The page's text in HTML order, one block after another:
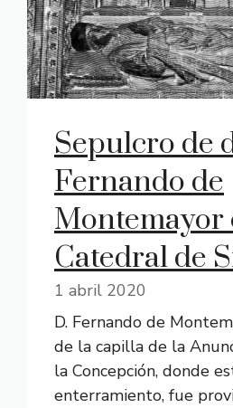
Sepulcro de
Fernando de
Montemayor
Catedral de
1 abril 2020
D. Fernando de
de la capilla de la
la Concepción, donde
enterramiento, fue